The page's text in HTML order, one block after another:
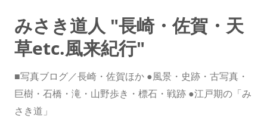
みさき道人 "長崎・佐賀・天
草etc.風来紀行"
■写真ブログ／長崎・佐賀ほか ●風景・史跡・古写真・
巨樹・石橋・滝・山野歩き・標石・戦跡 ●江戸期の「み
さき道」